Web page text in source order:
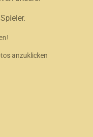
anzuklicken